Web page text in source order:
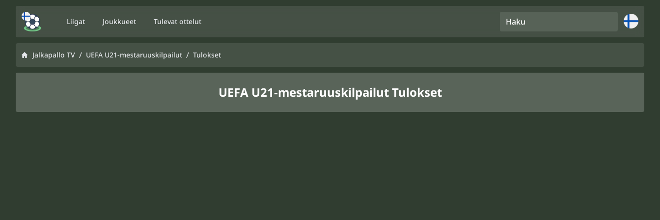
Liigat Joukkueet Tulevat ottelut Haku
Jalkapallo TV / UEFA U21-mestaruuskilpailut / Tulokset
UEFA U21-mestaruuskilpailut Tulokset